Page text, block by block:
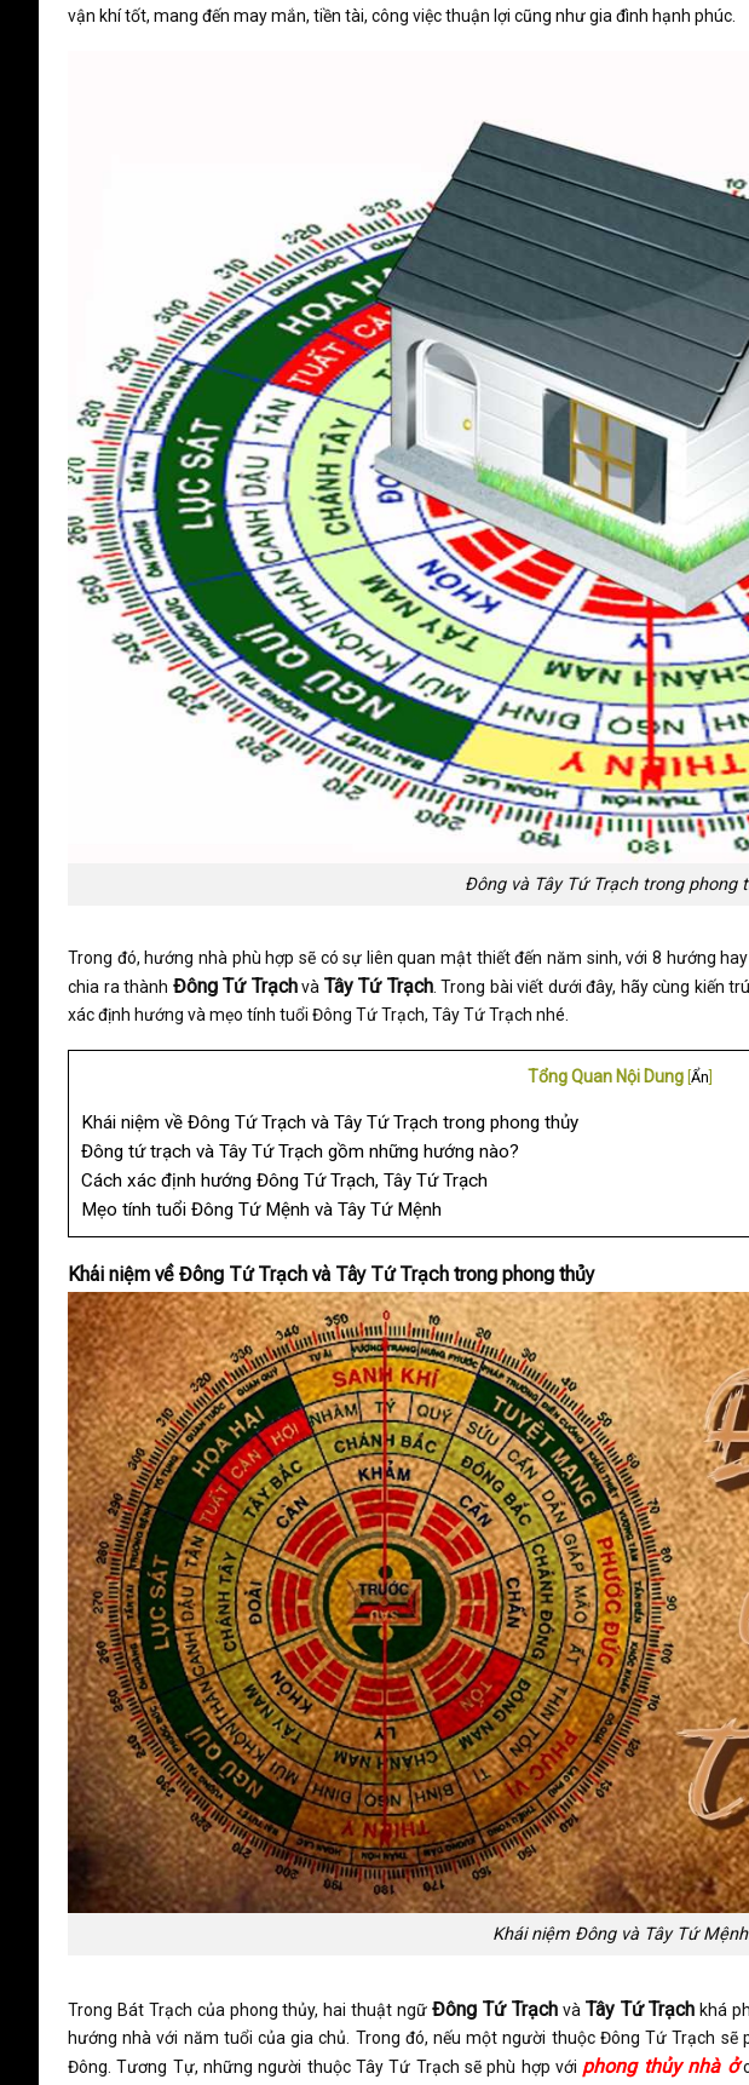
vận khí tốt, mang đến may mắn, tiền tài, công việc thuận lợi cũng như gia đình hạnh phúc.
Đông và Tây Tứ Trạch trong phong
Trong đó, hướng nhà phù hợp sẽ có sự liên quan mật thiết đến năm sinh, với 8 hướng
chia ra thành Đông Tứ Trạchvà Tây Tứ Trạch. Trong bài viết dưới đây, hãy cùng kiến
xác định hướng và mẹo tính tuổi Đông Tứ Trạch, Tây Tứ Trạch nhé.
Tổng Quan Nội Dung Ẩn
Khái niệm về Đông Tứ Trạch và Tây Tứ Trạch trong phong thủy
Đông tứ trạch và Tây Tứ Trạch gồm những hướng nào?
Cách xác định hướng Đông Tứ Trạch, Tây Tứ Trạch
Mẹo tính tuổi Đông Tứ Mệnh và Tây Tứ Mệnh
Khái niệm về Đông Tứ Trạch và Tây Tứ Trạch trong phong thủy
Khái niệm Đông và Tây Tứ Mệnh
Trong Bát Trạch của phong thủy, hai thuật ngữĐông Tứ Trạchvà Tây Tứ Trạch khá
hướng nhà với năm tuổi của gia chủ. Trong đó, nếu một người thuộc Đông Tứ Trạch
Đông. Tương Tự, những người thuộc Tây Tứ Trạch sẽ phù hợp với phong thủy nhà ở